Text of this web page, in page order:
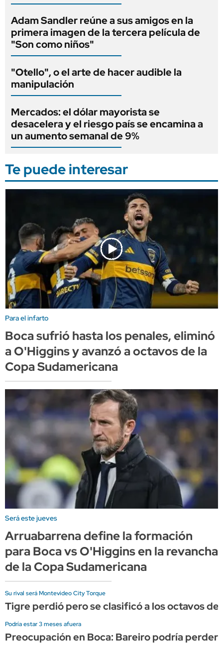
Adam Sandler reúne a sus amigos en la
primera imagen de la tercera película de
"Son como niños"
"Otello", o el arte de hacer audible la
manipulación
Mercados: el dólar mayorista se
desacelera y el riesgo país se encamina a
un aumento semanal de 9%
Te puede interesar
Para el infarto
Boca sufrió hasta los penales, eliminó
a O'Higgins y avanzó a octavos de la
Copa Sudamericana
Será este jueves
Arruabarrena define la formación
para Boca vs O'Higgins en la revancha
de la Copa Sudamericana
Su rival será Montevideo City Torque
Tigre perdió pero se clasificó a los octavos
Podría estar 3 meses afuera
Preocupación en Boca: Bareiro podría